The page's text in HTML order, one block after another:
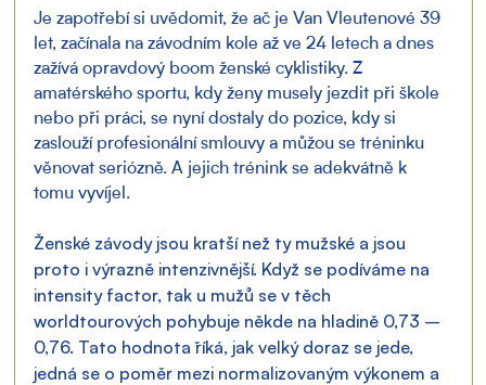
Je zapotřebí si uvědomit, že ač je Van Vleutenové 39
let, začínala na závodním kole až ve 24 letech a dnes
zažívá opravdový boom ženské cyklistiky. Z
amatérského sportu, kdy ženy musely jezdit při škole
nebo při práci, se nyní dostaly do pozice, kdy si
zaslouží profesionální smlouvy a můžou se tréninku
věnovat seriózně. A jejich trénink se adekvátně k
tomu vyvíjel.
Ženské závody jsou kratší než ty mužské a jsou
proto i výrazně intenzivnější. Když se podíváme na
intensity factor, tak u mužů se v těch
worldtourových pohybuje někde na hladině 0,73 –
0,76. Tato hodnota říká, jak velký doraz se jede,
jedná se o poměr mezi normalizovaným výkonem a